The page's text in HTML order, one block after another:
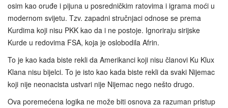
osim kao oruđe i pijuna u posredničkim ratovima i igrama moći u
modernom svijetu. Tzv. zapadni stručnjaci odnose se prema
Kurdima koji nisu PKK kao da i ne postoje. Ignoriraju sirijske
Kurde u redovima FSA, koja je oslobodila Afrin.
To je kao kada biste rekli da Amerikanci koji nisu članovi Ku Klux
Klana nisu bijelci. To je isto kao kada biste rekli da svaki Nijemac
koji nije neonacista ustvari nije Nijemac nego nešto drugo.
Ova poremećena logika ne može biti osnova za razuman pristup